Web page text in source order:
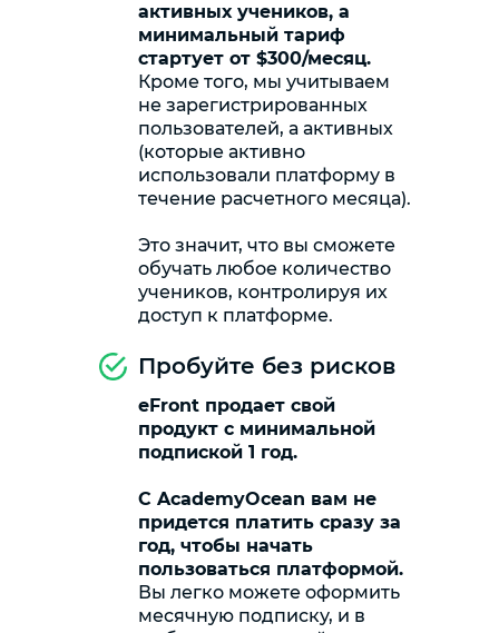
Пробуйте без рисков
eFront продает свой
продукт с минимальной
подпиской 1 год.
С AcademyOcean вам не
придется платить сразу за
год, чтобы начать
пользоваться платформой.
Вы легко можете оформить
месячную подписку, и в
активных учеников, а
минимальный тариф
стартует от $300/месяц.
Кроме того, мы учитываем
не зарегистрированных
пользователей, а активных
(которые активно
использовали платформу в
течение расчетного месяца).
Это значит, что вы сможете
обучать любое количество
учеников, контролируя их
доступ к платформе.